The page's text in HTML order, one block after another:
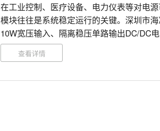
在工业控制、医疗设备、电力仪表等对电
模块往往是系统稳定运行的关键。深圳市
10W宽压输入、隔离稳压单路输出DC/DC
护功能及紧凑SIP封装，为各类高要求电子
查看详情